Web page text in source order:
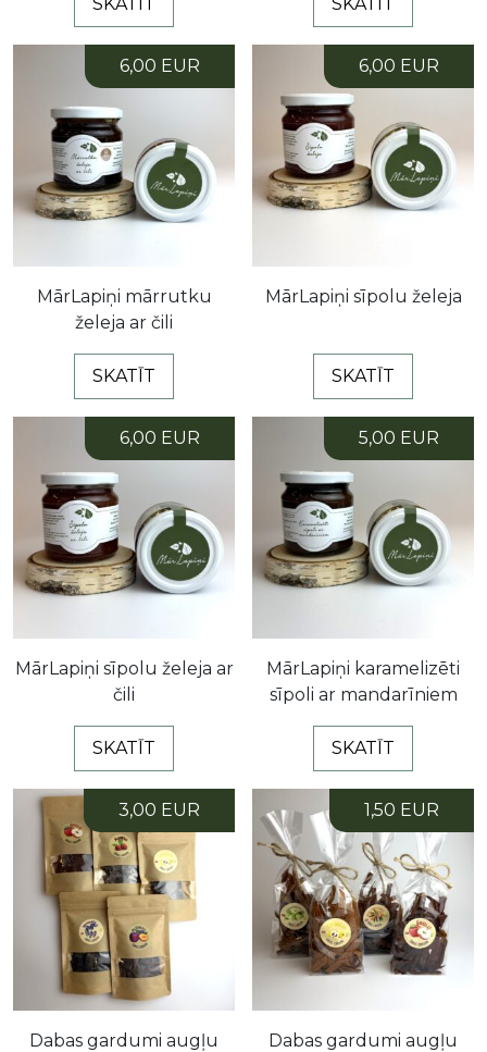
6,00 EUR
MārLapiņi mārrutku
želeja ar čili
SKATĪT
6,00 EUR
MārLapiņi sīpolu želeja
SKATĪT
6,00 EUR
MārLapiņi sīpolu želeja ar
čili
SKATĪT
5,00 EUR
MārLapiņi karamelizēti
sīpoli ar mandarīniem
SKATĪT
3,00 EUR
Dabas gardumi augļu
1,50 EUR
Dabas gardumi augļu